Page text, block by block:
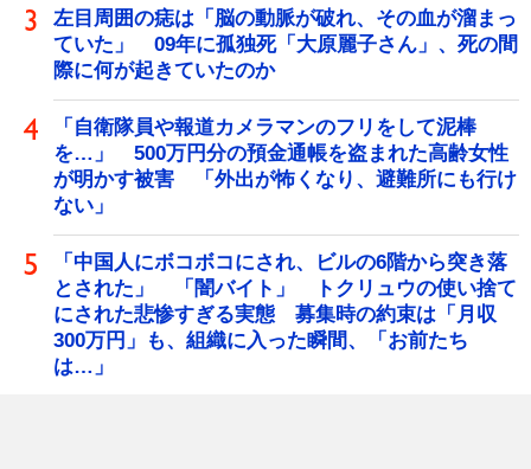
左目周囲の痣は「脳の動脈が破れ、その血が溜まっ
ていた」 09年に孤独死「大原麗子さん」、死の間
際に何が起きていたのか
「自衛隊員や報道カメラマンのフリをして泥棒
を…」 500万円分の預金通帳を盗まれた高齢女性
が明かす被害 「外出が怖くなり、避難所にも行け
ない」
「中国人にボコボコにされ、ビルの6階から突き落
とされた」 「闇バイト」 トクリュウの使い捨て
にされた悲惨すぎる実態 募集時の約束は「月収
300万円」も、組織に入った瞬間、「お前たち
は…」